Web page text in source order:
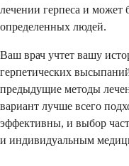
лечении герпеса и
определенных людей.
Ваш врач учтет вашу
герпетических
предыдущие методы
вариант лучше всего
эффективны, и выбор
и индивидуальным